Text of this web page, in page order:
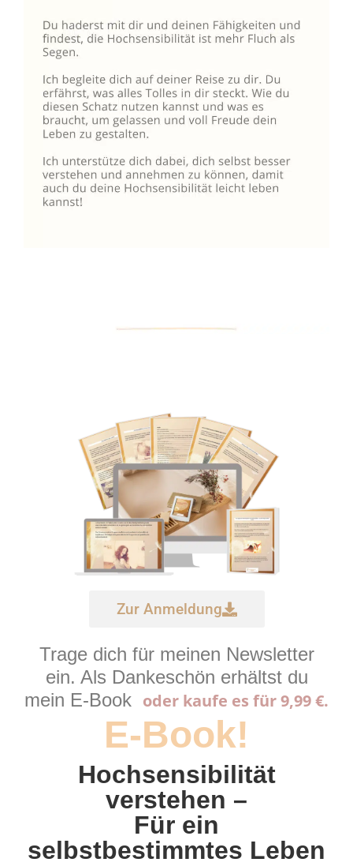
Zur Anmeldung
Trage dich für meinen Newsletter
ein. Als Dankeschön erhältst du
mein E-Book oder kaufe es für 9,99 €.
E-Book!
Hochsensibilität
verstehen –
Für ein
selbstbestimmtes Leben